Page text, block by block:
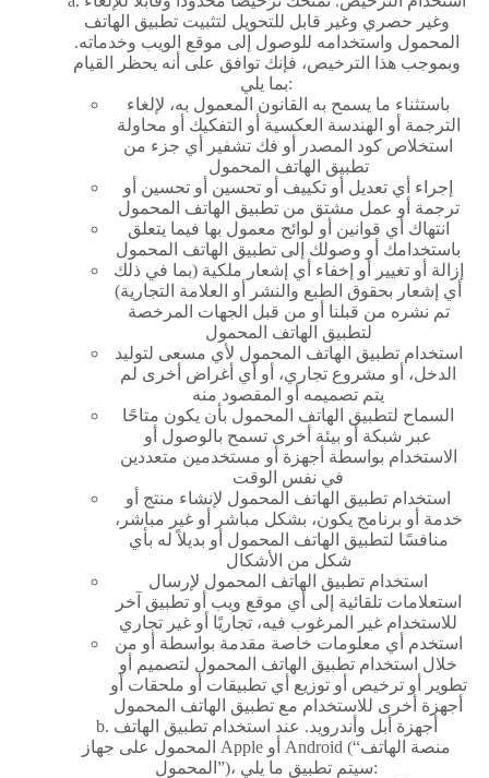
وغير حصري وغير قابل للتحويل لتثبيت تطبيق الهاتف
المحمول واستخدامه للوصول إلى موقع الويب وخدماته.
وبموجب هذا الترخيص، فإنك توافق على أنه يحظر القيام
بما يلي:
باستثناء ما يسمح به القانون المعمول به، لإلغاء
الترجمة أو الهندسة العكسية أو التفكيك أو محاولة
استخلاص كود المصدر أو فك تشفير أي جزء من
تطبيق الهاتف المحمول
إجراء أي تعديل أو تكييف أو تحسين أو تحسين أو
ترجمة أو عمل مشتق من تطبيق الهاتف المحمول
انتهاك أي قوانين أو لوائح معمول بها فيما يتعلق
باستخدامك أو وصولك إلى تطبيق الهاتف المحمول
إزالة أو تغيير أو إخفاء أي إشعار ملكية (بما في ذلك
أي إشعار بحقوق الطبع والنشر أو العلامة التجارية)
تم نشره من قبلنا أو من قبل الجهات المرخصة
لتطبيق الهاتف المحمول
استخدام تطبيق الهاتف المحمول لأي مسعى لتوليد
الدخل، أو مشروع تجاري، أو أي أغراض أخرى لم
يتم تصميمه أو المقصود منه
السماح لتطبيق الهاتف المحمول بأن يكون متاحًا
عبر شبكة أو بيئة أخرى تسمح بالوصول أو
الاستخدام بواسطة أجهزة أو مستخدمين متعددين
في نفس الوقت
استخدام تطبيق الهاتف المحمول لإنشاء منتج أو
خدمة أو برنامج يكون، بشكل مباشر أو غير مباشر،
منافسًا لتطبيق الهاتف المحمول أو بديلاً له بأي
شكل من الأشكال
استخدام تطبيق الهاتف المحمول لإرسال
استعلامات تلقائية إلى أي موقع ويب أو تطبيق آخر
للاستخدام غير المرغوب فيه، تجاريًا أو غير تجاري
استخدم أي معلومات خاصة مقدمة بواسطة أو من
خلال استخدام تطبيق الهاتف المحمول لتصميم أو
تطوير أو ترخيص أو توزيع أي تطبيقات أو ملحقات أو
أجهزة أخرى للاستخدام مع تطبيق الهاتف المحمول
b. أجهزة أبل وأندرويد. عند استخدام تطبيق الهاتف
المحمول على جهاز Apple أو Android (“منصة الهاتف
المحمول”)، سيتم تطبيق ما يلي: